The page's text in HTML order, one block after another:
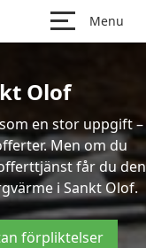
Menu
Olof
en stor uppgift –
Men om du
får du den
i Sankt Olof.
förpliktelser